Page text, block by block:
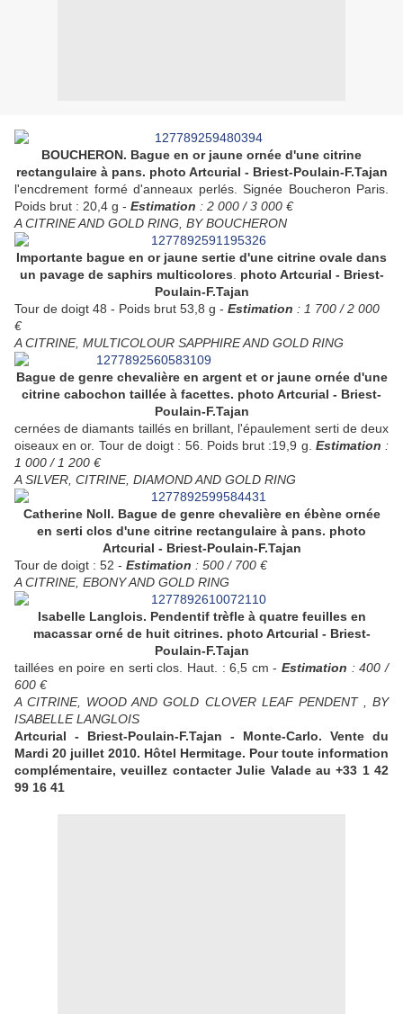
BOUCHERON. Bague en or jaune ornée d'une citrine
rectangulaire à pans. photo Artcurial - Briest-Poulain-F.Tajan
l'encdrement formé d'anneaux perlés. Signée Boucheron Paris.
Poids brut : 20,4 g - Estimation : 2 000 / 3 000 €
A CITRINE AND GOLD RING, BY BOUCHERON
Importante bague en or jaune sertie d'une citrine ovale dans
un pavage de saphirs multicolores
photo Artcurial - Briest-
Poulain-F.Tajan
Tour de doigt 48 - Poids brut 53,8 g - Estimation : 1 700 / 2 000
€
A CITRINE, MULTICOLOUR SAPPHIRE AND GOLD RING
Bague de genre chevalière en argent et or jaune ornée d'une
citrine cabochon taillée à facettes. photo Artcurial - Briest-
Poulain-F.Tajan
cernées de diamants taillés en brillant, l'épaulement serti de deux
oiseaux en or. Tour de doigt : 56. Poids brut :19,9 g. Estimation :
1 000 / 1 200 €
A SILVER, CITRINE, DIAMOND AND GOLD RING
Catherine Noll. Bague de genre chevalière en ébène ornée
en serti clos d'une citrine rectangulaire à pans. photo
Artcurial - Briest-Poulain-F.Tajan
Tour de doigt : 52 - Estimation : 500 / 700 €
A CITRINE, EBONY AND GOLD RING
Isabelle Langlois. Pendentif trèfle à quatre feuilles en
macassar orné de huit citrines. photo Artcurial - Briest-
Poulain-F.Tajan
taillées en poire en serti clos. Haut. : 6,5 cm -Estimation : 400 /
600 €
A CITRINE, WOOD AND GOLD CLOVER LEAF PENDENT , BY
ISABELLE LANGLOIS
Artcurial - Briest-Poulain-F.Tajan - Monte-Carlo. Vente du
Mardi 20 juillet 2010. Hôtel Hermitage. Pour toute information
complémentaire, veuillez contacter Julie Valade au +33 1 42
99 16 41